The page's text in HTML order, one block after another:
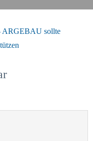
ARGEBAU sollte